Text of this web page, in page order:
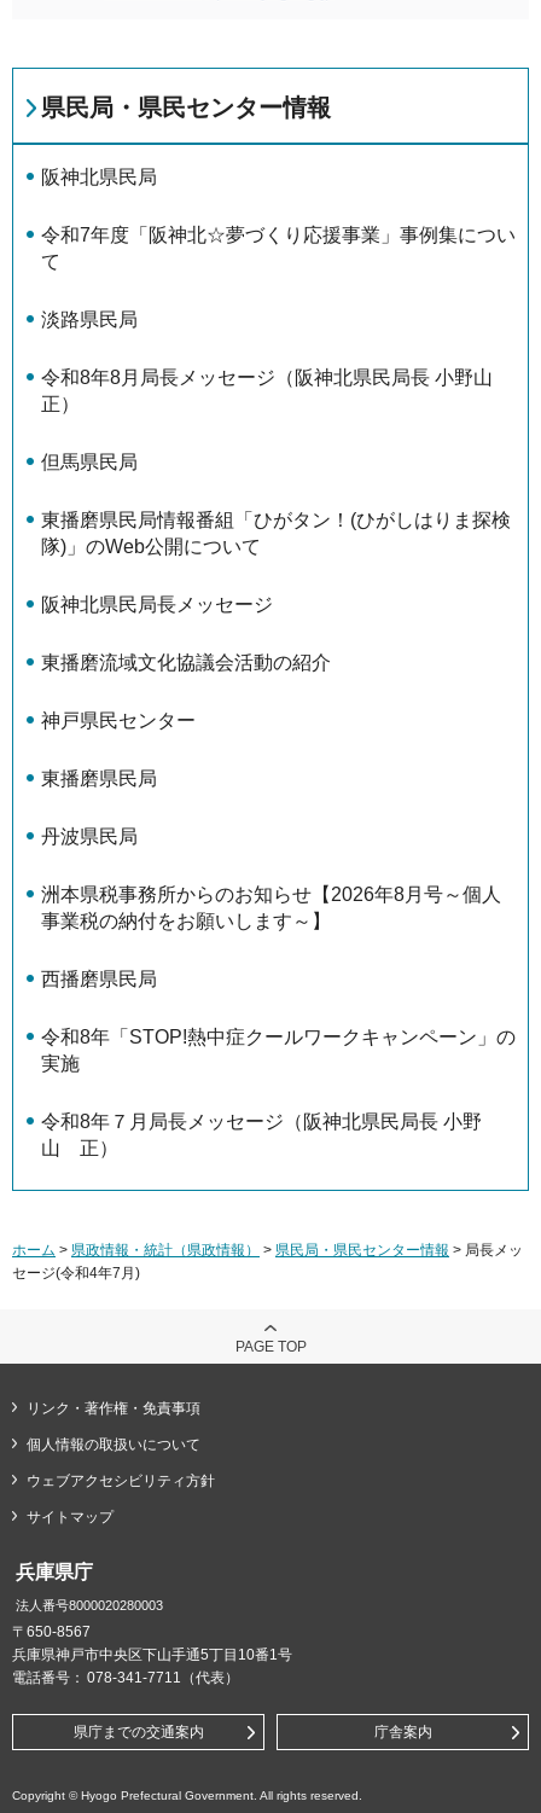
県民局・県民センター情報
阪神北県民局
令和7年度「阪神北☆夢づくり応援事業」事例集につい
て
淡路県民局
令和8年8月局長メッセージ（阪神北県民局長 小野山
正）
但馬県民局
東播磨県民局情報番組「ひがタン！(ひがしはりま探検
隊)」のWeb公開について
阪神北県民局長メッセージ
東播磨流域文化協議会活動の紹介
神戸県民センター
東播磨県民局
丹波県民局
洲本県税事務所からのお知らせ【2026年8月号～個人
事業税の納付をお願いします～】
西播磨県民局
令和8年「STOP!熱中症クールワークキャンペーン」の
実施
令和8年７月局長メッセージ（阪神北県民局長 小野
山 正）
ホーム > 県政情報・統計（県政情報） > 県民局・県民センター情報 > 局長メッ
セージ(令和4年7月)
PAGE TOP
リンク・著作権・免責事項
個人情報の取扱いについて
ウェブアクセシビリティ方針
サイトマップ
兵庫県庁
法人番号8000020280003
〒650-8567
兵庫県神戸市中央区下山手通5丁目10番1号
電話番号： 078-341-7711（代表）
県庁までの交通案内 庁舎案内
Copyright © Hyogo Prefectural Government. All rights reserved.